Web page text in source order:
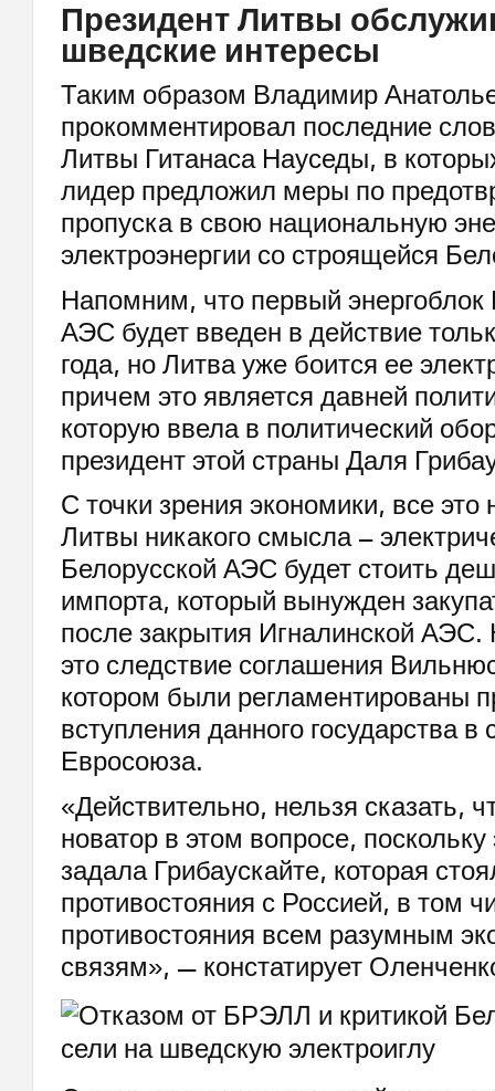
Президент Литвы
шведские интересы
Таким образом Владимир
прокомментировал последние
Литвы Гитанаса Науседы, в
лидер предложил меры по
пропуска в свою национальную
электроэнергии со строящейся
Напомним, что первый энергоблок
АЭС будет введен в действие
года, но Литва уже боится ее
причем это является давней
которую ввела в политический
президент этой страны Даля
С точки зрения экономики, все это
Литвы никакого смысла –
Белорусской АЭС будет стоить
импорта, который вынужден
после закрытия Игналинской
это следствие соглашения
котором были регламентированы
вступления данного государства в
Евросоюза.
«Действительно, нельзя сказать,
новатор в этом вопросе,
задала Грибаускайте, которая
противостояния с Россией, в том
противостояния всем разумным
связям», — констатирует